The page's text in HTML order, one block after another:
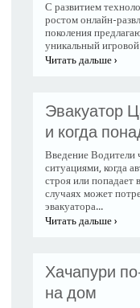
С развитием
ростом онлайн-
поколения
уникальный
Читать дальше ›
​Эвакуатор
и когда
Введение Водители
ситуациями, когда
строя или попадает
случаях может
эвакуатора...
Читать дальше ›
Хачапури
на дом